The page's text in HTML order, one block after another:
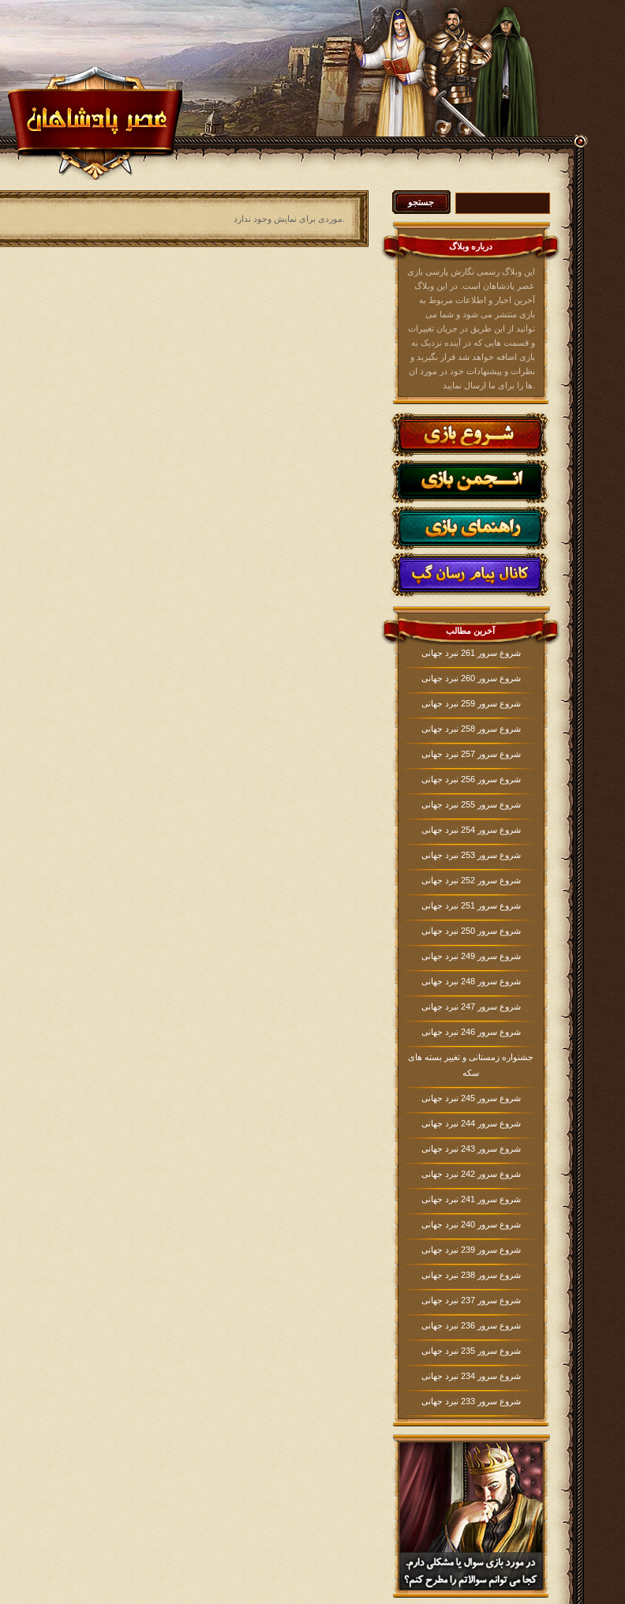
درباره وبلاگ
این وبلاگ رسمی نگارش پارسی بازی
عصر پادشاهان است. در این وبلاگ
آخرین اخبار و اطلاعات مربوط به
بازی منتشر می شود و شما می
توانید از این طریق در جریان تغییرات
و قسمت هایی که در آینده نزدیک به
بازی اضافه خواهد شد قرار بگیرید و
نظرات و پیشنهادات خود در مورد ان
آخرین مطالب
شروع سرور 261 نبرد جهانی
شروع سرور 260 نبرد جهانی
شروع سرور 259 نبرد جهانی
شروع سرور 258 نبرد جهانی
شروع سرور 257 نبرد جهانی
شروع سرور 256 نبرد جهانی
شروع سرور 255 نبرد جهانی
شروع سرور 254 نبرد جهانی
شروع سرور 253 نبرد جهانی
شروع سرور 252 نبرد جهانی
شروع سرور 251 نبرد جهانی
شروع سرور 250 نبرد جهانی
شروع سرور 249 نبرد جهانی
شروع سرور 248 نبرد جهانی
شروع سرور 247 نبرد جهانی
شروع سرور 246 نبرد جهانی
جشنواره زمستانی و تغییر بسته های
سکه
شروع سرور 245 نبرد جهانی
شروع سرور 244 نبرد جهانی
شروع سرور 243 نبرد جهانی
شروع سرور 242 نبرد جهانی
شروع سرور 241 نبرد جهانی
شروع سرور 240 نبرد جهانی
شروع سرور 239 نبرد جهانی
شروع سرور 238 نبرد جهانی
شروع سرور 237 نبرد جهانی
شروع سرور 236 نبرد جهانی
شروع سرور 235 نبرد جهانی
شروع سرور 234 نبرد جهانی
شروع سرور 233 نبرد جهانی